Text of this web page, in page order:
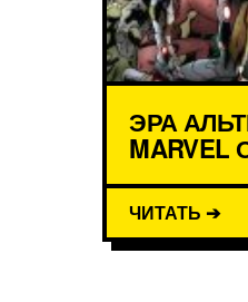
ЭРА
ЧИТАТЬ ➔